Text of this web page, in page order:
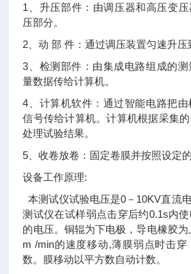
1、升压部件：由调压器和高压变
压部分。
2、动 部 件：通过调压装置匀速升压
3、检测部件：由集成电路组成的
量数据传给计算机。
4、计算机软件：通过智能电路把
信号传给计算机。计算机根据采集
处理试验结果。
5、收卷放卷：固定卷膜并按照设定
设备工作原理:
本测试仪试验电压是0－10KV直流
测试仪在试样弱点击穿后约0.1s内
的电压。铜辊为下电极，导电橡胶
m /min的速度移动,薄膜弱点时击
数。膜移动以平方数自动计数。